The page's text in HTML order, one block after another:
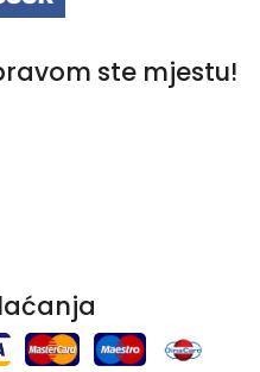
ste mjestu!